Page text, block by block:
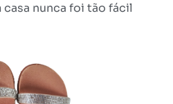
casa nunca foi tão fácil